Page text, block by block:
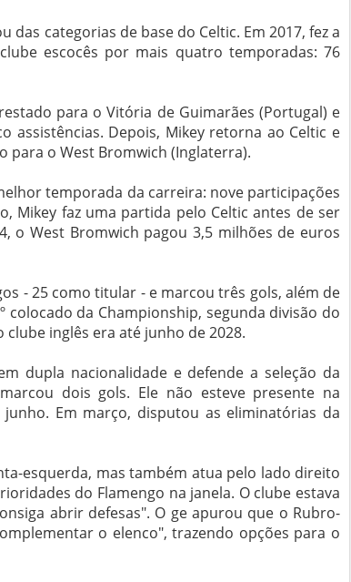
das categorias de base do Celtic. Em 2017, fez a
escocês por mais quatro temporadas: 76
para o Vitória de Guimarães (Portugal) e
assistências. Depois, Mikey retorna ao Celtic e
para o West Bromwich (Inglaterra).
temporada da carreira: nove participações
Mikey faz uma partida pelo Celtic antes de ser
o West Bromwich pagou 3,5 milhões de euros
- 25 como titular - e marcou três gols, além de
colocado da Championship, segunda divisão do
inglês era até junho de 2028.
dupla nacionalidade e defende a seleção da
dois gols. Ele não esteve presente na
Em março, disputou as eliminatórias da
esquerda, mas também atua pelo lado direito
do Flamengo na janela. O clube estava
abrir defesas". O ge apurou que o Rubro-
o elenco", trazendo opções para o